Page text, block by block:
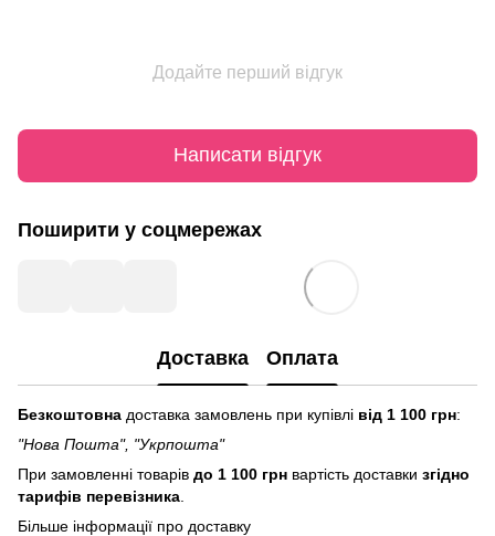
Додайте перший відгук
Написати відгук
Поширити у соцмережах
Доставка Оплата
Безкоштовна доставка замовлень при купівлі від 1 100 грн:
"Нова Пошта", "Укрпошта"
При замовленні товарів до 1 100 грн вартість доставки згідно
тарифів перевізника
Більше інформації про доставку